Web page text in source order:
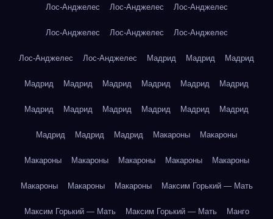
Лос-Анджелес Лос-Анджелес Лос-Анджелес
Лос-Анджелес Лос-Анджелес Лос-Анджелес
Лос-Анджелес Лос-Анджелес Мадрид Мадрид Мадрид
Мадрид Мадрид Мадрид Мадрид Мадрид Мадрид
Мадрид Мадрид Мадрид Мадрид Мадрид Мадрид
Мадрид Мадрид Мадрид Макароны Макароны
Макароны Макароны Макароны Макароны Макароны
Макароны Макароны Макароны Максим Горький — Мать
Максим Горький — Мать Максим Горький — Мать Манго